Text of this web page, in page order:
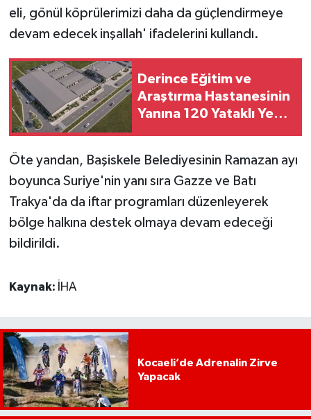
eli, gönül köprülerimizi daha da güçlendirmeye
devam edecek inşallah' ifadelerini kullandı.
Derince Eğitim ve
Araştırma Hastanesinin
Yanına 120 Yataklı Yeni
Öte yandan, Başiskele Belediyesinin Ramazan ayı
boyunca Suriye'nin yanı sıra Gazze ve Batı
Trakya'da da iftar programları düzenleyerek
bölge halkına destek olmaya devam edeceği
bildirildi.
Kaynak: İHA
Kocaeli’de Adrenalin Zirve
Yapacak